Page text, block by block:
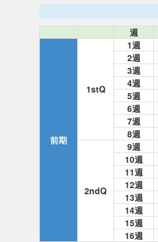
週
前期
1stQ
1週
2週
3週
4週
5週
6週
7週
8週
2ndQ
9週
10週
11週
12週
13週
14週
15週
16週